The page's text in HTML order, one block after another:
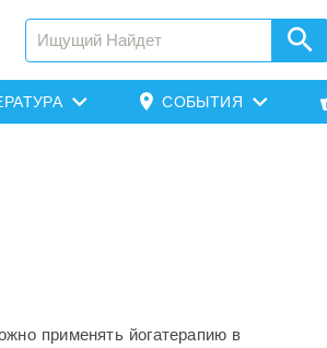
СОБЫТИЯ
применять йогатерапию в